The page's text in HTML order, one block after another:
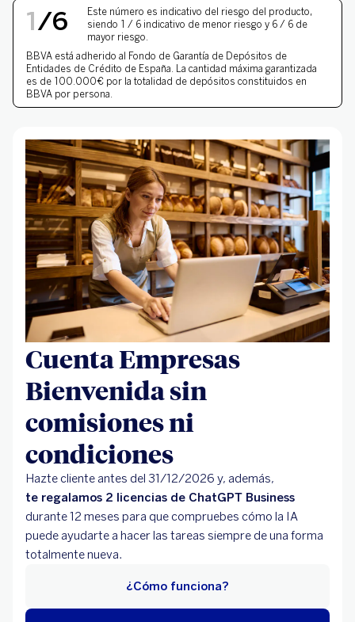
online de una cuenta bancaria?
Tras realizar el alta online
1/6 NIVEL DE RIESGO 1 DE
Este número es indicativo del riesgo del producto,
siendo 1 / 6 indicativo de menor riesgo y 6 / 6 de
mayor riesgo.
BBVA está adherido al
Fondo de Garantía de Depósitos de
Entidades de Crédito de España. La cantidad máxima garantizada
es de 100.000€ por la totalidad de depósitos constituidos en
BBVA por persona.
Cuenta Empresas
Bienvenida sin
comisiones ni
condiciones
Hazte cliente antes del 31/12/2026 y, además,
te regalamos 2 licencias de ChatGPT Business
durante 12 meses para que compruebes cómo la IA
puede ayudarte a hacer las tareas siempre de una forma
totalmente nueva.
¿Cómo funciona?